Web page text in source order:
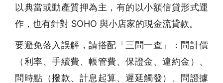
以典當或動產質押為主，有的以小額信貸形式運
作，也有針對 SOHO 與小店家的現金流貸款。
要避免落入誤解，請搭配「三問一查」：問計價
（利率、手續費、帳管費、保證金、違約金）、
問時點（撥款、計息起算、遲延觸發）、問證據